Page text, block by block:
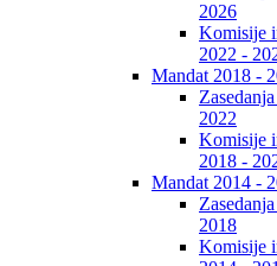
2026
Komisije
2022 -
Mandat 2018 -
2022
Komisije
2018 -
Mandat 2014 -
2018
Komisije